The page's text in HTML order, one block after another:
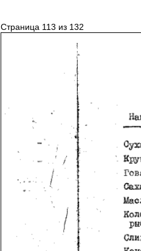
Страница 113 из 132